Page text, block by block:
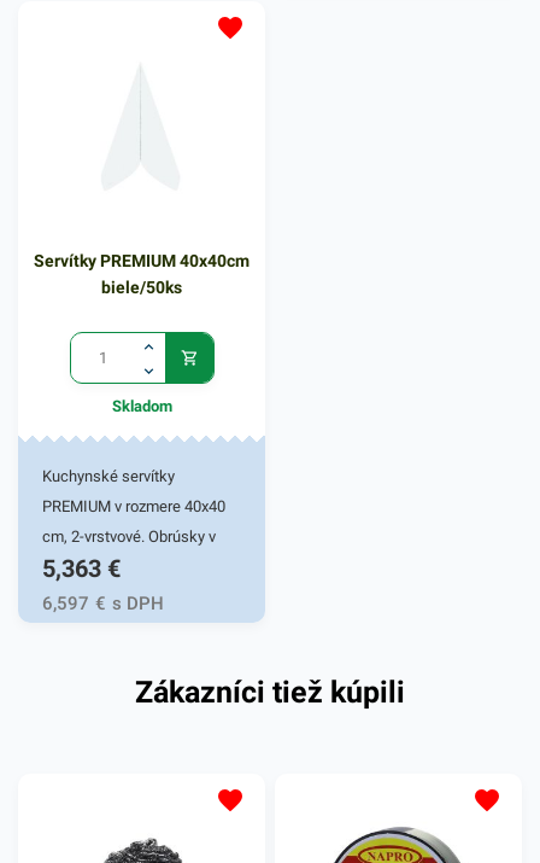
Servítky PREMIUM 40x40cm
biele/50ks
Skladom
Kuchynské servítky
PREMIUM v rozmere 40x40
cm, 2-vrstvové. Obrúsky v
bielej farbe v balení 50ks.
Používajú sa v reštauráciách,
v domácnostiach a pod.
kvalitného papiera poskytne
5,363 €
6,597 € s DPH
Zákazníci tiež kúpili